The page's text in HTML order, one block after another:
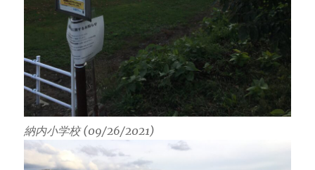
納内小学校 (09/26/2021)